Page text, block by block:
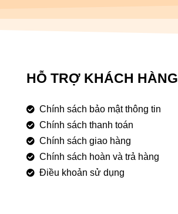
HỖ TRỢ KHÁCH HÀNG
Chính sách bảo mật thông tin
Chính sách thanh toán
Chính sách giao hàng
Chính sách hoàn và trả hàng
Điều khoản sử dụng